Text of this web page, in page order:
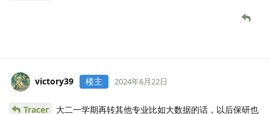
victory39 楼主 2024年6月22日
Tracer
大二一学期再转其他专业比如大数据的话，以后保研也